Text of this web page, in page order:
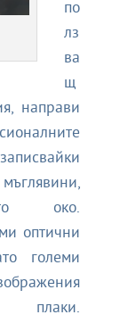
по
лз
ва
щ
направи
око.
оптични
големи